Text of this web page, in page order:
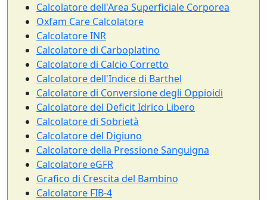
Calcolatore dell'Area Superficiale Corporea
Oxfam Care Calcolatore
Calcolatore INR
Calcolatore di Carboplatino
Calcolatore di Calcio Corretto
Calcolatore dell'Indice di Barthel
Calcolatore di Conversione degli Oppioidi
Calcolatore del Deficit Idrico Libero
Calcolatore di Sobrietà
Calcolatore del Digiuno
Calcolatore della Pressione Sanguigna
Calcolatore eGFR
Grafico di Crescita del Bambino
Calcolatore FIB-4